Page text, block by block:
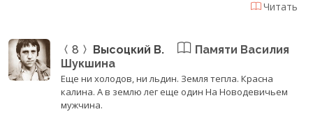
Читать
8 Высоцкий В.
Памяти Василия
Шукшина
Еще ни холодов, ни льдин. Земля тепла. Красна
калина. А в землю лег еще один На Новодевичьем
мужчина.